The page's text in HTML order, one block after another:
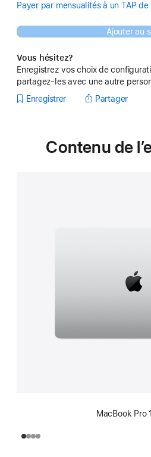
de
Payer par mensualités à un TAP de
Note
de
page
Ajouter au
Vous hésitez?
Enregistrez vos choix de
partagez-les avec une autre
Enregistrer
Partager
Contenu de
MacBook Pro